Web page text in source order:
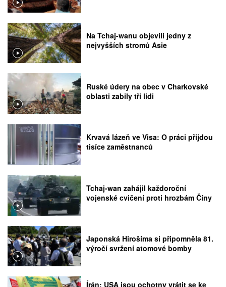
Na Tchaj-wanu objevili jedny z
nejvyšších stromů Asie
Ruské údery na obec v Charkovské
oblasti zabily tři lidi
Krvavá lázeň ve Visa: O práci přijdou
tisíce zaměstnanců
Tchaj-wan zahájil každoroční
vojenské cvičení proti hrozbám Číny
Japonská Hirošima si připomněla 81.
výročí svržení atomové bomby
Írán: USA jsou ochotny vrátit se ke